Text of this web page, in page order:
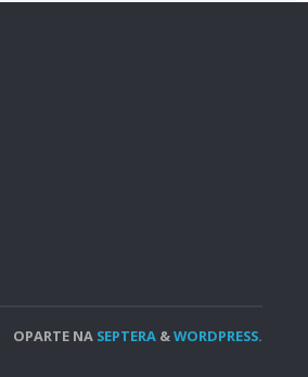
OPARTE NA SEPTERA &WORDPRESS.